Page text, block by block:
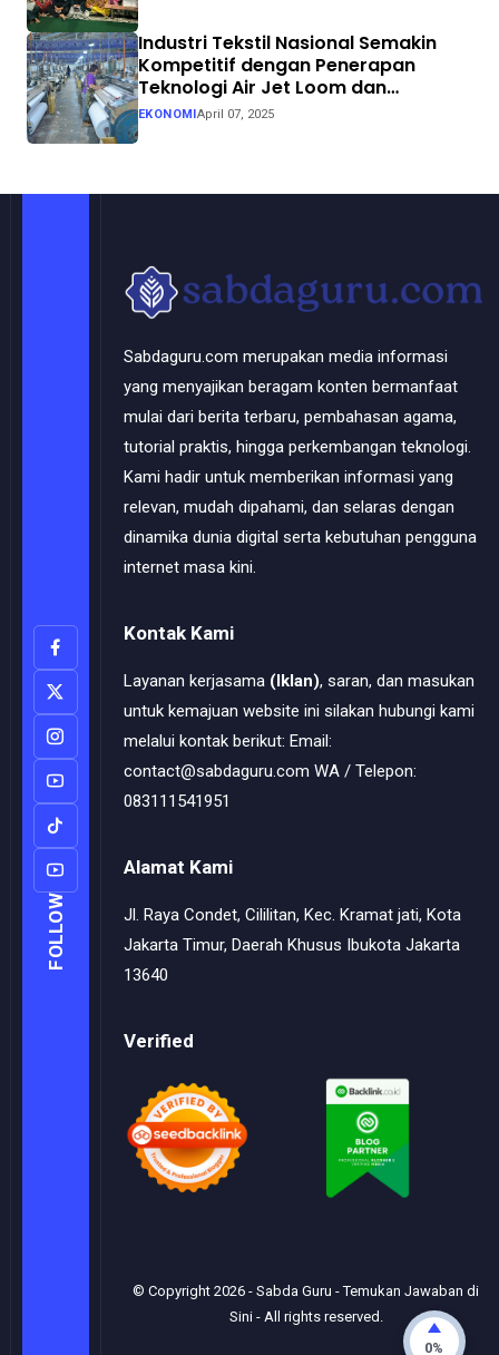
Industri Tekstil Nasional Semakin
Kompetitif dengan Penerapan
Teknologi Air Jet Loom dan
Continuous Dyeing di CV. Garuda
Solo Perkasa
EKONOMI April 07, 2025
FOLLOW
Sabdaguru.com merupakan media informasi
yang menyajikan beragam konten bermanfaat
mulai dari berita terbaru, pembahasan agama,
tutorial praktis, hingga perkembangan teknologi.
Kami hadir untuk memberikan informasi yang
relevan, mudah dipahami, dan selaras dengan
dinamika dunia digital serta kebutuhan pengguna
internet masa kini.
Kontak Kami
Layanan kerjasama (Iklan), saran, dan masukan
untuk kemajuan website ini silakan hubungi kami
melalui kontak berikut: Email:
contact@sabdaguru.com WA / Telepon:
083111541951
Alamat Kami
Jl. Raya Condet, Cililitan, Kec. Kramat jati, Kota
Jakarta Timur, Daerah Khusus Ibukota Jakarta
13640
Verified
© Copyright2026 -Sabda Guru - Temukan Jawaban di
Sini- All rights reserved.
0%